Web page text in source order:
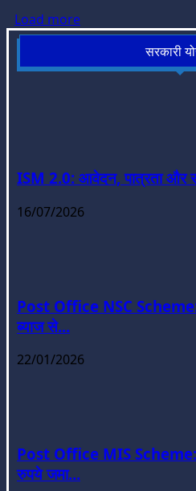
Load more
सरकारी
ISM 2.0: आवेदन, पात्रता और
16/07/2026
Post Office NSC Scheme:
ब्याज से...
22/01/2026
Post Office MIS Scheme:
रुपये जमा...